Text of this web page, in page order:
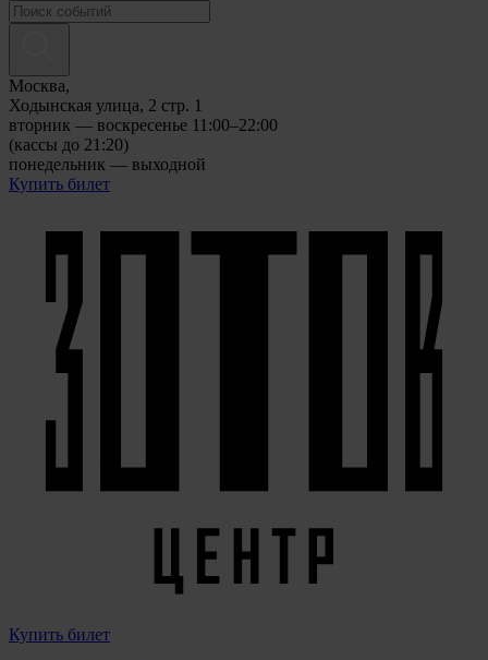
Москва,
Ходынская улица, 2 стр. 1
вторник — воскресенье 11:00–22:00
(кассы до 21:20)
понедельник — выходной
Купить билет
Купить билет